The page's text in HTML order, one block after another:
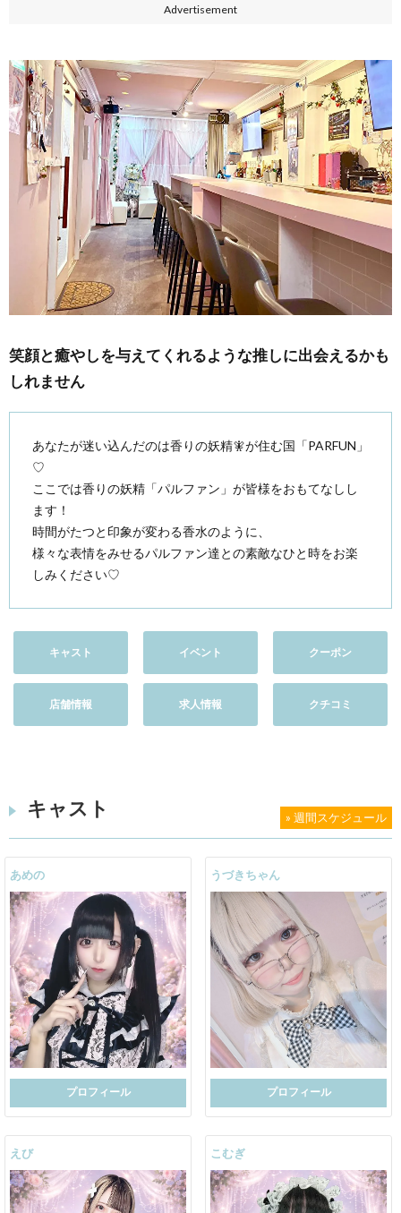
Advertisement
笑顔と癒やしを与えてくれるような推しに出会えるかも
しれません
あなたが迷い込んだのは香りの妖精🧚が住む国「PARFUN」
♡
ここでは香りの妖精「パルファン」が皆様をおもてなしし
ます！
時間がたつと印象が変わる香水のように、
様々な表情をみせるパルファン達との素敵なひと時をお楽
しみください♡
キャスト イベント クーポン
店舗情報 求人情報 クチコミ
キャスト » 週間スケジュール
あめの
プロフィール
うづきちゃん
プロフィール
えび こむぎ